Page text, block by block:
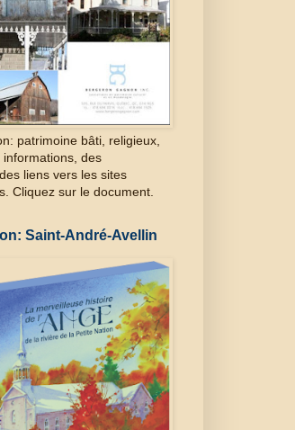
patrimoine bâti, religieux,
informations, des
liens vers les sites
Cliquez sur le document.
Saint-André-Avellin